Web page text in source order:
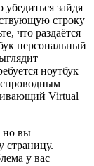
зайдя
строку
что раздаётся
персональный
ноутбук
Virtual
но вы
страницу.
у вас